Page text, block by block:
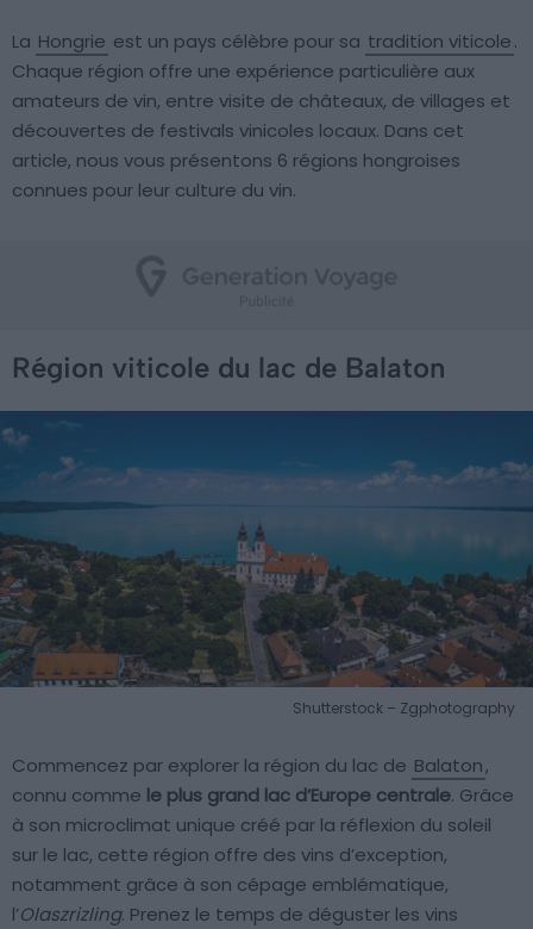
La Hongrie est un pays célèbre pour sa tradition viticole.
Chaque région offre une expérience particulière aux
amateurs de vin, entre visite de châteaux, de villages et
découvertes de festivals vinicoles locaux. Dans cet
article, nous vous présentons 6 régions hongroises
connues pour leur culture du vin.
Région viticole du lac de Balaton
Shutterstock – Zgphotography
Commencez par explorer la région du lac de Balaton,
connu comme le plus grand lac d’Europe centrale. Grâce
à son microclimat unique créé par la réflexion du soleil
sur le lac, cette région offre des vins d’exception,
notamment grâce à son cépage emblématique,
l’Olaszrizling. Prenez le temps de déguster les vins